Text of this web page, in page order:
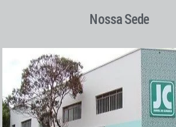
Nossa Sede